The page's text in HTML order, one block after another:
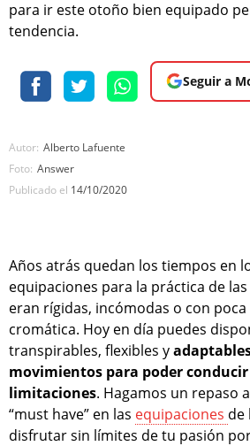
para ir este otoño bien equipado
tendencia.
Seguir a
Autor: Alberto Lafuente
Foto: Answer
Publicado el 14/10/2020
Años atrás quedan los tiempos en
equipaciones para la práctica de
eran rígidas, incómodas o con
cromática. Hoy en día puedes
transpirables, flexibles y
movimientos para poder
limitaciones. Hagamos un repaso
“must have” en las equipaciones de
disfrutar sin límites de tu pasión